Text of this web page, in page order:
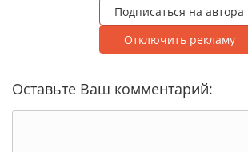
Подписаться на автора
Отключить рекламу
Оставьте Ваш комментарий: